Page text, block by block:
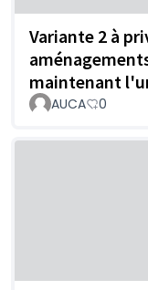
Variante 2 à
maintenant
AUCA 0